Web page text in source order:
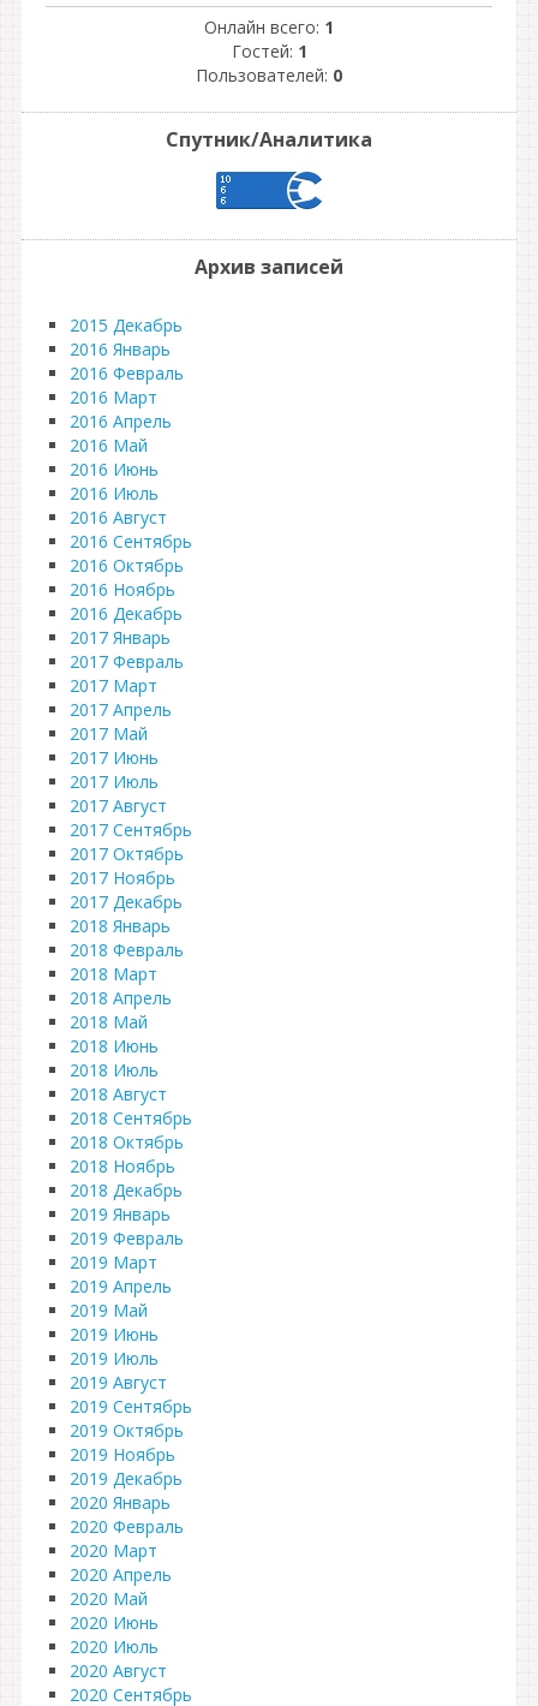
Онлайн всего: 1
Гостей: 1
Пользователей: 0
Спутник/Аналитика
Архив записей
2015 Декабрь
2016 Январь
2016 Февраль
2016 Март
2016 Апрель
2016 Май
2016 Июнь
2016 Июль
2016 Август
2016 Сентябрь
2016 Октябрь
2016 Ноябрь
2016 Декабрь
2017 Январь
2017 Февраль
2017 Март
2017 Апрель
2017 Май
2017 Июнь
2017 Июль
2017 Август
2017 Сентябрь
2017 Октябрь
2017 Ноябрь
2017 Декабрь
2018 Январь
2018 Февраль
2018 Март
2018 Апрель
2018 Май
2018 Июнь
2018 Июль
2018 Август
2018 Сентябрь
2018 Октябрь
2018 Ноябрь
2018 Декабрь
2019 Январь
2019 Февраль
2019 Март
2019 Апрель
2019 Май
2019 Июнь
2019 Июль
2019 Август
2019 Сентябрь
2019 Октябрь
2019 Ноябрь
2019 Декабрь
2020 Январь
2020 Февраль
2020 Март
2020 Апрель
2020 Май
2020 Июнь
2020 Июль
2020 Август
2020 Сентябрь